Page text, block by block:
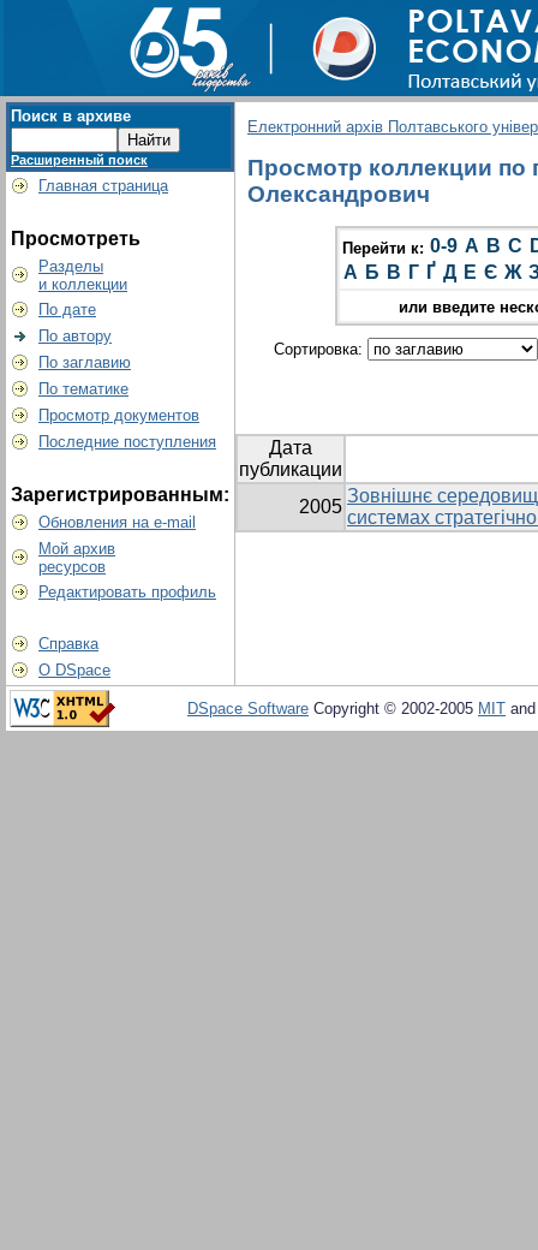
Поиск в архиве
Расширенный поиск
Главная страница
Просмотреть
Разделы
и коллекции
По дате
По автору
По заглавию
По тематике
Просмотр документов
Последние поступления
Зарегистрированным:
Обновления на e-mail
Мой архив
ресурсов
Редактировать профиль
Справка
О DSpace
Електронний архів Полтавського
Просмотр коллекции по
Олександрович
Перейти к: 0-9 A B C
А Б В Г Ґ Д Е Є Ж
или введите
Сортировка:
Дата
публикации
2005
Зовнішнє
системах
DSpace Software Copyright © 2002-2005 MIT